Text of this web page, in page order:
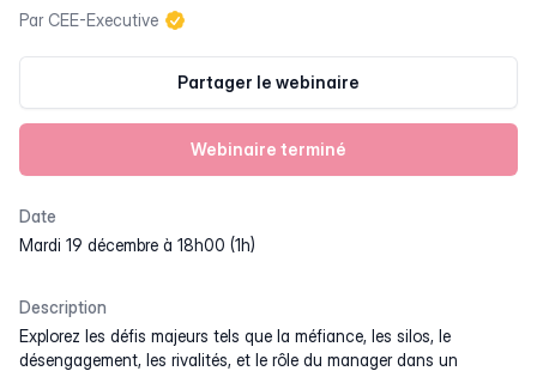
Par CEE-Executive
Partager le webinaire
Webinaire terminé
Date
mardi 19 décembre à 18h00 (1h)
Description
Explorez les défis majeurs tels que la méfiance, les silos, le
désengagement, les rivalités, et le rôle du manager dans un